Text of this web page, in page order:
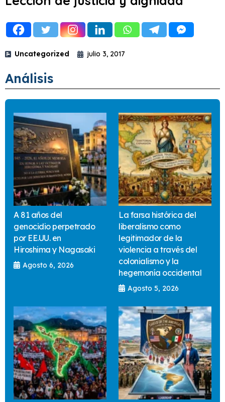
Uncategorized julio 3, 2017
Análisis
A 81 años del
genocidio perpetrado
por EE.UU. en
Hiroshima y Nagasaki
Agosto 6, 2026
La farsa histórica del
liberalismo como
legitimador de la
violencia a través del
colonialismo y la
hegemonía occidental
Agosto 5, 2026